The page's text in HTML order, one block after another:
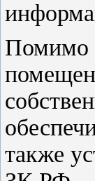
Помимо
также